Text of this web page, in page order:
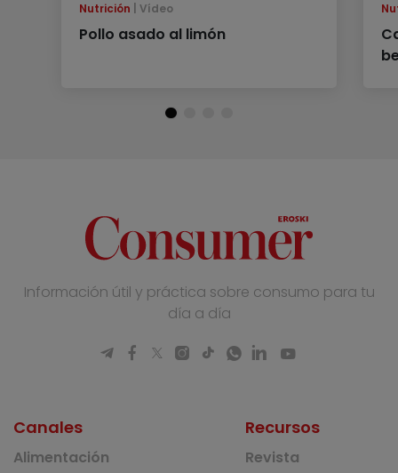
Nutrición Vídeo
Pollo asado al limón
Información útil y práctica sobre consumo para tu
día a día
Canales
Alimentación
Recursos
Revista